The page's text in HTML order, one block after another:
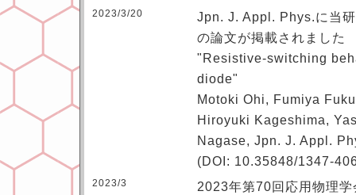
2023/3/20
Jpn. J. Appl. Phys.に当
の論文が掲載されました
"Resistive-switching
diode"
Motoki Ohi, Fumiya
Hiroyuki Kageshima,
Nagase, Jpn. J. Appl.
(DOI: 10.35848/1347-
2023/3
2023年第70回応用物理